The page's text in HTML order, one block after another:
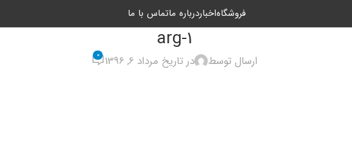
فروشگاهاخباردرباره ماتماس با ما
arg-1
ارسال توسط در تاریخ مرداد 6, 1396 0